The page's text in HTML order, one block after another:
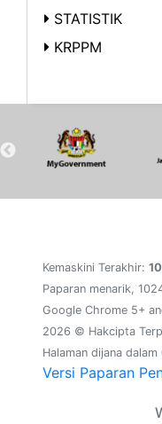
STATISTIK
KRPPM
Kemaskini Terakhir:
Paparan menarik,
Google Chrome 5+
2026 © Hakcipta
Halaman dijana dalam
Versi Paparan